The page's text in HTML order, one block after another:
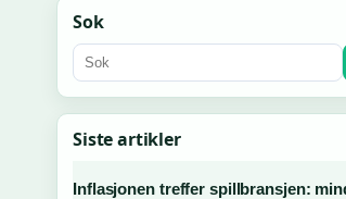
Sok
Siste artikler
Inflasjonen treffer spillbransjen: